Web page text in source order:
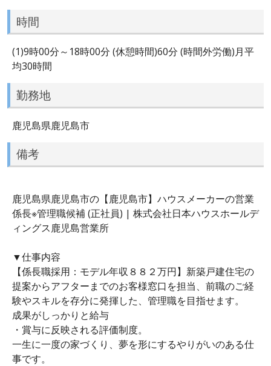
時間
(1)9時00分～18時00分 (休憩時間)60分 (時間外労働)月平
均30時間
勤務地
鹿児島県鹿児島市
備考
鹿児島県鹿児島市の【鹿児島市】ハウスメーカーの営業
係長※管理職候補 (正社員) | 株式会社日本ハウスホールデ
ィングス鹿児島営業所
▼仕事内容
【係長職採用：モデル年収８８２万円】新築戸建住宅の
提案からアフターまでのお客様窓口を担当、前職のご経
験やスキルを存分に発揮した、管理職を目指せます。
成果がしっかりと給与
・賞与に反映される評価制度。
一生に一度の家づくり、夢を形にするやりがいのある仕
事です。